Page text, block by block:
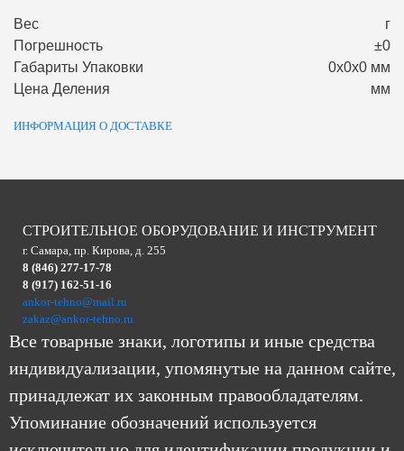
Вес
г
Погрешность
±0
Габариты Упаковки
0х0х0 мм
Цена Деления
мм
ИНФОРМАЦИЯ О ДОСТАВКЕ
СТРОИТЕЛЬНОЕ ОБОРУДОВАНИЕ И ИНСТРУМЕНТ
г. Самара, пр. Кирова, д. 255
8 (846) 277-17-78
8 (917) 162-51-16
ankor-tehno@mail.ru
zakaz@ankor-tehno.ru
Все товарные знаки, логотипы и иные средства
индивидуализации, упомянутые на данном сайте,
принадлежат их законным правообладателям.
Упоминание обозначений используется